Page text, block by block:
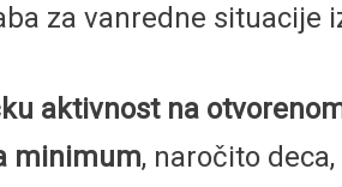
za vanredne
aktivnost na
minimum, naročito